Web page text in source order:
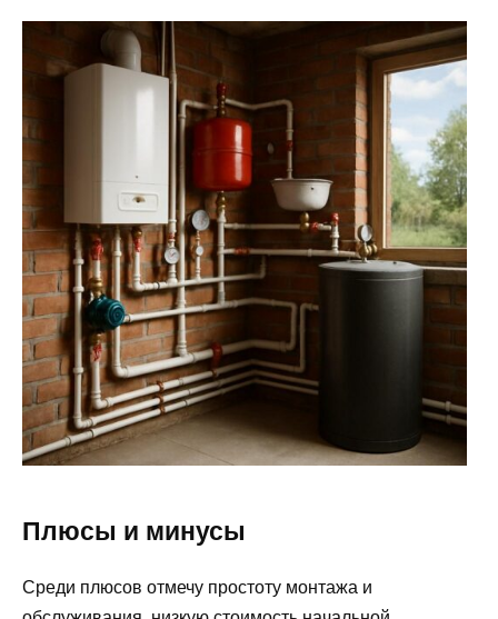
Плюсы и минусы
Среди плюсов отмечу простоту монтажа и